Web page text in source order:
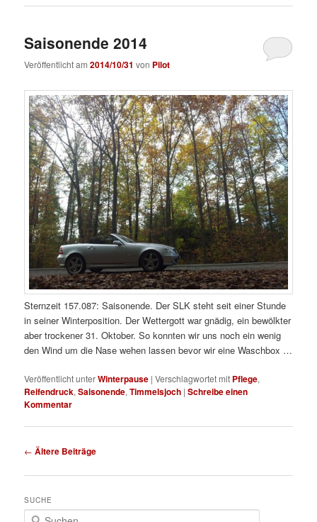
Saisonende 2014
Veröffentlicht am2014/10/31 von Pilot
Sternzeit 157.087: Saisonende. Der SLK steht seit einer Stunde
in seiner Winterposition. Der Wettergott war gnädig, ein bewölkter
aber trockener 31. Oktober. So konnten wir uns noch ein wenig
den Wind um die Nase wehen lassen bevor wir eine Waschbox …
Veröffentlicht unterWinterpause |Verschlagwortet mit Pflege,
Reifendruck,Saisonende,Timmelsjoch |Schreibe einen
Kommentar
Beitrags-
← Ältere Beiträge
SUCHE